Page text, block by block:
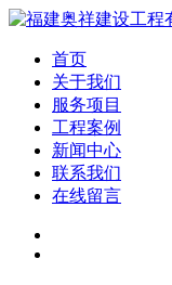
首页
关于我们
服务项目
工程案例
新闻中心
联系我们
在线留言